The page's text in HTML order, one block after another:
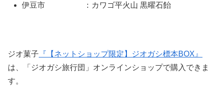
伊豆市 ：カワゴ平火山 黒曜石飴
ジオ菓子 『【ネットショップ限定】ジオガシ標本BOX』
は、「ジオガシ旅行団」オンラインショップで購入できま
す。